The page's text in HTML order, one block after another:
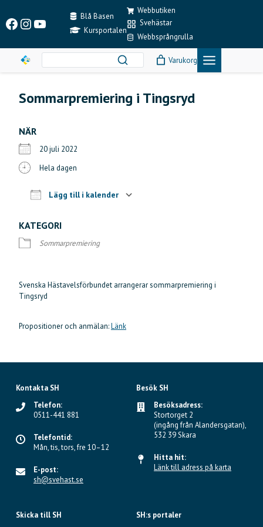
content
Facebook
Instagram
YouTubeBlå Basen
Kursportalen
Webbutiken
Svehästar
Webbsprångrulla
Varukorg
Sommarpremiering i Tingsryd
NÄR
20 juli 2022
Hela dagen
Lägg till i kalender
KATEGORI
Sommarpremiering
Svenska Hästavelsförbundet arrangerar sommarpremiering i
Tingsryd
Propositioner och anmälan:Länk
Kontakta SH
Telefon:
0511-441 881
Telefontid:
Mån, tis, tors, fre 10–12
E-post:
sh@svehast.se
Besök SH
Besöksadress:
Stortorget 2
(ingång från Alandersgatan),
532 39 Skara
Hitta hit:
Länk till adress på karta
Skicka till SH SH:s portaler